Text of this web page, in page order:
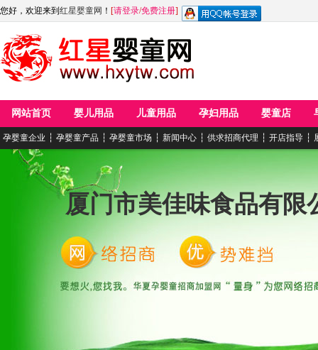
您好，欢迎来到 红星婴童网 ！ [请登录/免费注册]
网站首页 婴儿用品 儿童用品 孕妇用品 婴童店
孕婴童企业 ┆ 孕婴童产品 ┆ 孕婴童市场 ┆ 新闻中心 ┆ 供求招商代理 ┆ 开店指导 ┆
厦门市美佳味食品有限